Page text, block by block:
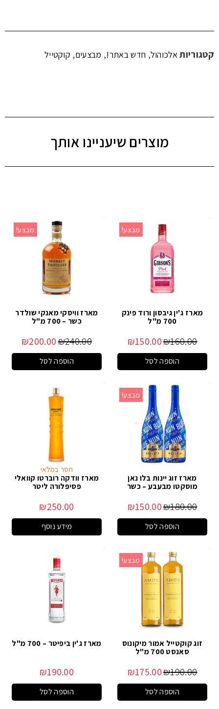
קטגוריותאלכוהול, חדש באתר!, מבצעים, קוקטייל
מוצרים שיעניינו אותך
מבצע!
מארז ג'ין גיבסון ורוד פינק
700 מ"ל
₪160.00
₪150.00
הוספה לסל
מבצע!
מארז וויסקי מאנקי שולדר
כשר – 700 מ"ל
₪240.00
₪200.00
הוספה לסל
מבצע!
מארז זוג יינות בלו נאן
מוסקטו מבעבע – כשר
₪180.00
₪150.00
הוספה לסל
חסר במלאי
מארז וודקה רוברטו קוואלי
פסיפלורה ליטר
₪250.00
מידע נוסף
מבצע!
זוג קוקטייל אמור מיקונוס
סאנסט 700 מ"ל
₪190.00
₪175.00
הוספה לסל
מארז ג'ין ביפיטר – 700 מ"ל
₪190.00
הוספה לסל